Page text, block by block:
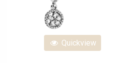
Quickview